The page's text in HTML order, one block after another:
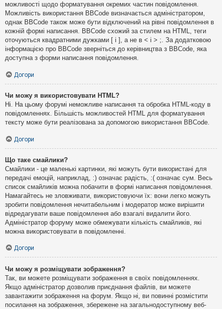
можливості щодо форматування окремих частин повідомлення.
Можливість використання BBCode визначається адміністратором,
однак BBCode також може бути відключений на рівні повідомлення в
кожній формі написання. BBCode схожий за стилем на HTML, теги
оточуються квадратними дужками [ і ], а не в < і > ;. За додатковою
інформацією про BBCode зверніться до керівництва з BBCode, яка
доступна з форми написання повідомлення.
Догори
Чи можу я використовувати HTML?
Ні. На цьому форумі неможливе написання та обробка HTML-коду в
повідомленнях. Більшість можливостей HTML для форматування
тексту може бути реалізована за допомогою використання BBCode.
Догори
Що таке смайлики?
Смайлики - це маленькі картинки, які можуть бути використані для
передачі емоцій, наприклад, :) означає радість, :( означає сум. Весь
список смайликів можна побачити в формі написання повідомлення.
Намагайтесь не зловживати, використовуючи їх: вони легко можуть
зробити повідомлення нечитабельним і модератор може вирішити
відредагувати ваше повідомлення або взагалі видалити його.
Адміністратор форуму може обмежувати кількість смайликів, які
можна використовувати в повідомленні.
Догори
Чи можу я розміщувати зображення?
Так, ви можете розміщувати зображення в своїх повідомленнях.
Якщо адміністратор дозволив приєднання файлів, ви можете
завантажити зображення на форум. Якщо ні, ви повинні розмістити
посилання на зображення, збережене на загальнодоступному веб-